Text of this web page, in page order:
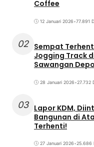
Coffee
12 Januari 2026•77.891
02 Sempat
Jogging Track
Sawangan
28 Januari 2026•27.732
03 Lapor KDM,
Bangunan di
Terhenti!
27 Januari 2026•25.686